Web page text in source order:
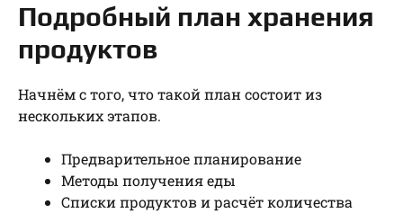
Подробный план хранения
продуктов
Начнём с того, что такой план состоит из
нескольких этапов.
Предварительное планирование
Методы получения еды
Списки продуктов и расчёт количества